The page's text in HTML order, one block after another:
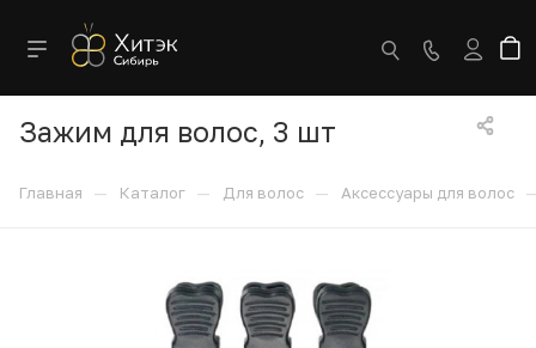
Зажим для волос, 3 шт
Главная — Каталог — Для волос — Аксессуары для волос